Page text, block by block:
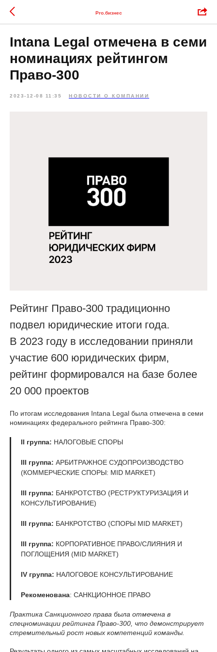
Pro.бизнес
Intana Legal отмечена в семи
номинациях рейтингом
Право-300
2023-12-08 11:35 НОВОСТИ О КОМПАНИИ
Рейтинг Право-300 традиционно
подвел юридические итоги года.
В 2023 году в исследовании приняли
участие 600 юридических фирм,
рейтинг формировался на базе более
20 000 проектов
По итогам исследования Intana Legal была отмечена в семи
номинациях федерального рейтинга Право-300:
II группа: НАЛОГОВЫЕ СПОРЫ
III группа: АРБИТРАЖНОЕ СУДОПРОИЗВОДСТВО
(КОММЕРЧЕСКИЕ СПОРЫ: MID MARKET)
III группа: БАНКРОТСТВО (РЕСТРУКТУРИЗАЦИЯ И
КОНСУЛЬТИРОВАНИЕ)
III группа: БАНКРОТСТВО (СПОРЫ MID MARKET)
III группа: КОРПОРАТИВНОЕ ПРАВО/СЛИЯНИЯ И
ПОГЛОЩЕНИЯ (MID MARKET)
IV группа: НАЛОГОВОЕ КОНСУЛЬТИРОВАНИЕ
Рекоменована: САНКЦИОННОЕ ПРАВО
Практика Санкционного права была отмечена в
спецноминации рейтинга Право-300, что демонстрирует
стремительный рост новых компетенций команды.